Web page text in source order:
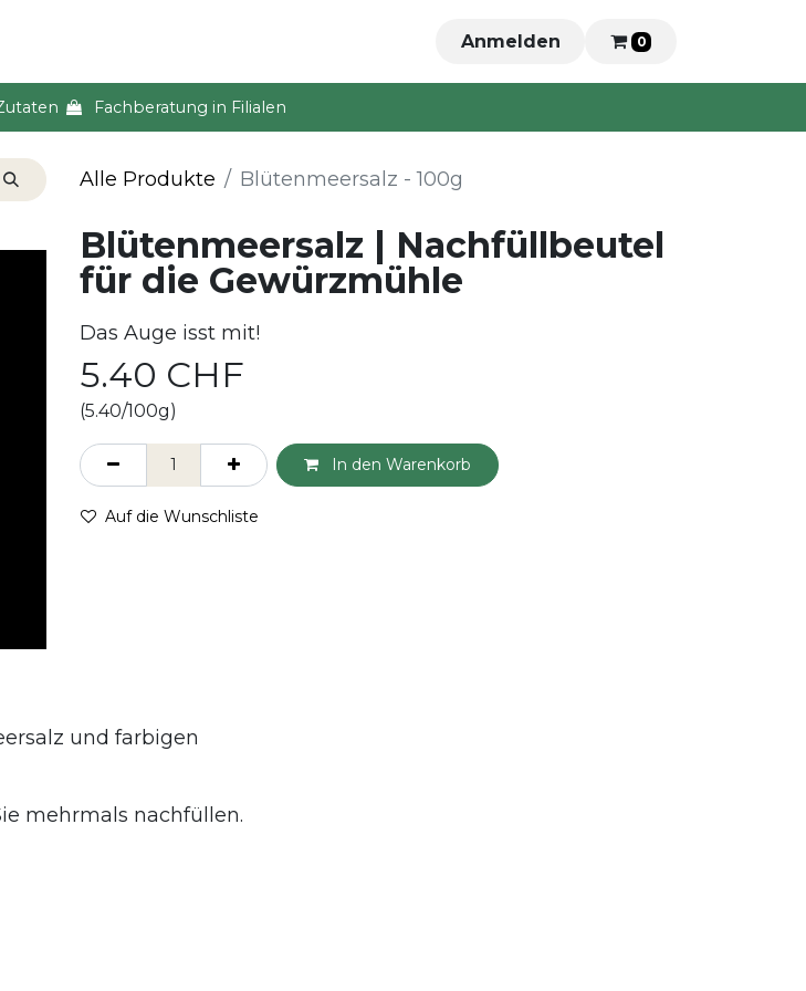
Anmelden 0
Fachberatung in Filialen
Alle Produkte Blütenmeersalz - 100g
Blütenmeersalz | Nachfüllbeutel
für die Gewürzmühle
Das Auge isst mit!
5.40 CHF
(5.40/100g)
In den Warenkorb
Auf die Wunschliste
und farbigen
mehrmals nachfüllen.